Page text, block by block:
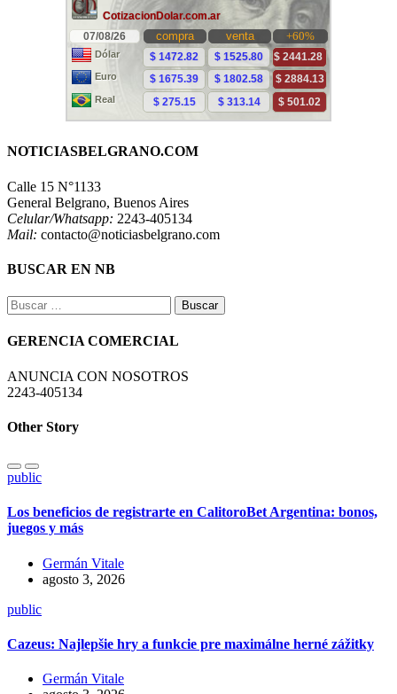
NOTICIASBELGRANO.COM
Calle 15 N°1133
General Belgrano, Buenos Aires
Celular/Whatsapp: 2243-405134
Mail: contacto@noticiasbelgrano.com
BUSCAR EN NB
Buscar:
GERENCIA COMERCIAL
ANUNCIA CON NOSOTROS
2243-405134
Other Story
public
Los beneficios de registrarte en CalitoroBet Argentina: bonos,
juegos y más
Germán Vitale
agosto 3, 2026
public
Cazeus: Najlepšie hry a funkcie pre maximálne herné zážitky
Germán Vitale